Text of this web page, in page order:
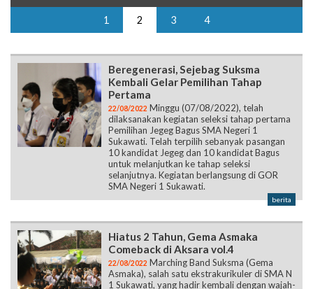
Beregenerasi, Sejebag Suksma
Kembali Gelar Pemilihan Tahap
dilaksanakan kegiatan seleksi tahap pertama
Pemilihan Jegeg Bagus SMA Negeri 1
Sukawati. Telah terpilih sebanyak pasangan
10 kandidat Jegeg dan 10 kandidat Bagus
untuk melanjutkan ke tahap seleksi
selanjutnya. Kegiatan berlangsung di GOR
SMA Negeri 1 Sukawati.
berita
Hiatus 2 Tahun, Gema Asmaka
Comeback di Aksara vol.4
Asmaka), salah satu ekstrakurikuler di SMA N
1 Sukawati, yang hadir kembali dengan wajah-
wajah baru usai vakum 2 tahun. Comeback
dengan penampilan perdananya di
pembukaan Aksara vol.4 pada Senin, 22
Agustus 2022.